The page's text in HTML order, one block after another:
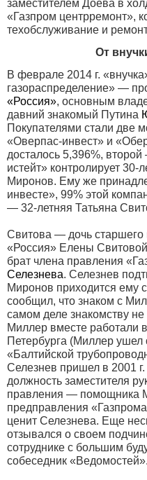
заместителем Доева в
«Газпром центрремонт»,
техобслуживание и
От
В феврале 2014 г.
газораспределение» —
«Россия», основным
давний знакомый Путина
Покупателями стали две
«Оверпас-инвест» и
досталось 5,396%,
истейт» контролирует
Миронов. Ему же
инвесте», 99% этой
— 32-летняя Татьяна
Свитова — дочь старшего
«Россия» Елены
брат члена правления
Селезнева. Селезнев
Миронов приходится ему
сообщил, что знаком с
самом деле знакомству
Миллер вместе работали
Петербурга (Миллер ушел
«Балтийской
Селезнев пришел в 2001 г.
должность заместителя
правления — помощника
предправления
ценит Селезнева. Еще
отзывался о своем
сотруднике с большим
собеседник «Ведомостей».